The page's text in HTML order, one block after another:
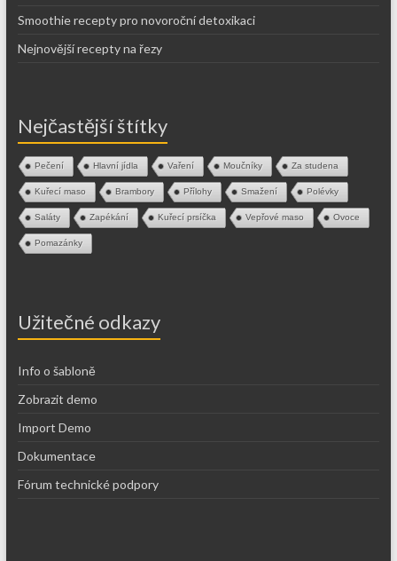
Smoothie recepty pro novoroční detoxikaci
Nejnovější recepty na řezy
Nejčastější štítky
Pečení Hlavní jídla Vaření Moučníky Za studena
Kuřecí maso Brambory Přílohy Smažení Polévky
Saláty Zapékání Kuřecí prsíčka Vepřové maso Ovoce
Pomazánky
Užitečné odkazy
Info o šabloně
Zobrazit demo
Import Demo
Dokumentace
Fórum technické podpory